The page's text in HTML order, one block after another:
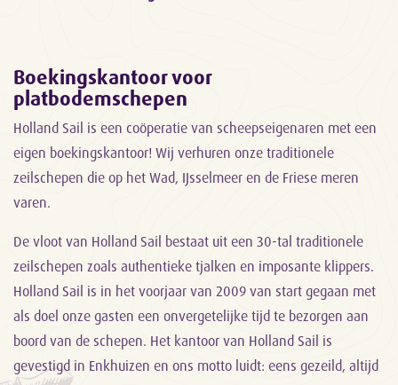
Boekingskantoor voor
platbodemschepen
Holland Sail is een coöperatie van scheepseigenaren met een
eigen boekingskantoor! Wij verhuren onze traditionele
zeilschepen die op het Wad, IJsselmeer en de Friese meren
varen.
De vloot van Holland Sail bestaat uit een 30-tal traditionele
zeilschepen zoals authentieke tjalken en imposante klippers.
Holland Sail is in het voorjaar van 2009 van start gegaan met
als doel onze gasten een onvergetelijke tijd te bezorgen aan
boord van de schepen. Het kantoor van Holland Sail is
gevestigd in Enkhuizen en ons motto luidt: eens gezeild, altijd